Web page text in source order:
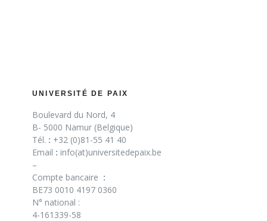
UNIVERSITÉ DE PAIX
Boulevard du Nord, 4
B- 5000 Namur (Belgique)
Tél. : +32 (0)81-55 41 40
Email : info(at)universitedepaix.be
–
Compte bancaire :
BE73 0010 4197 0360
N° national :
4-161339-58